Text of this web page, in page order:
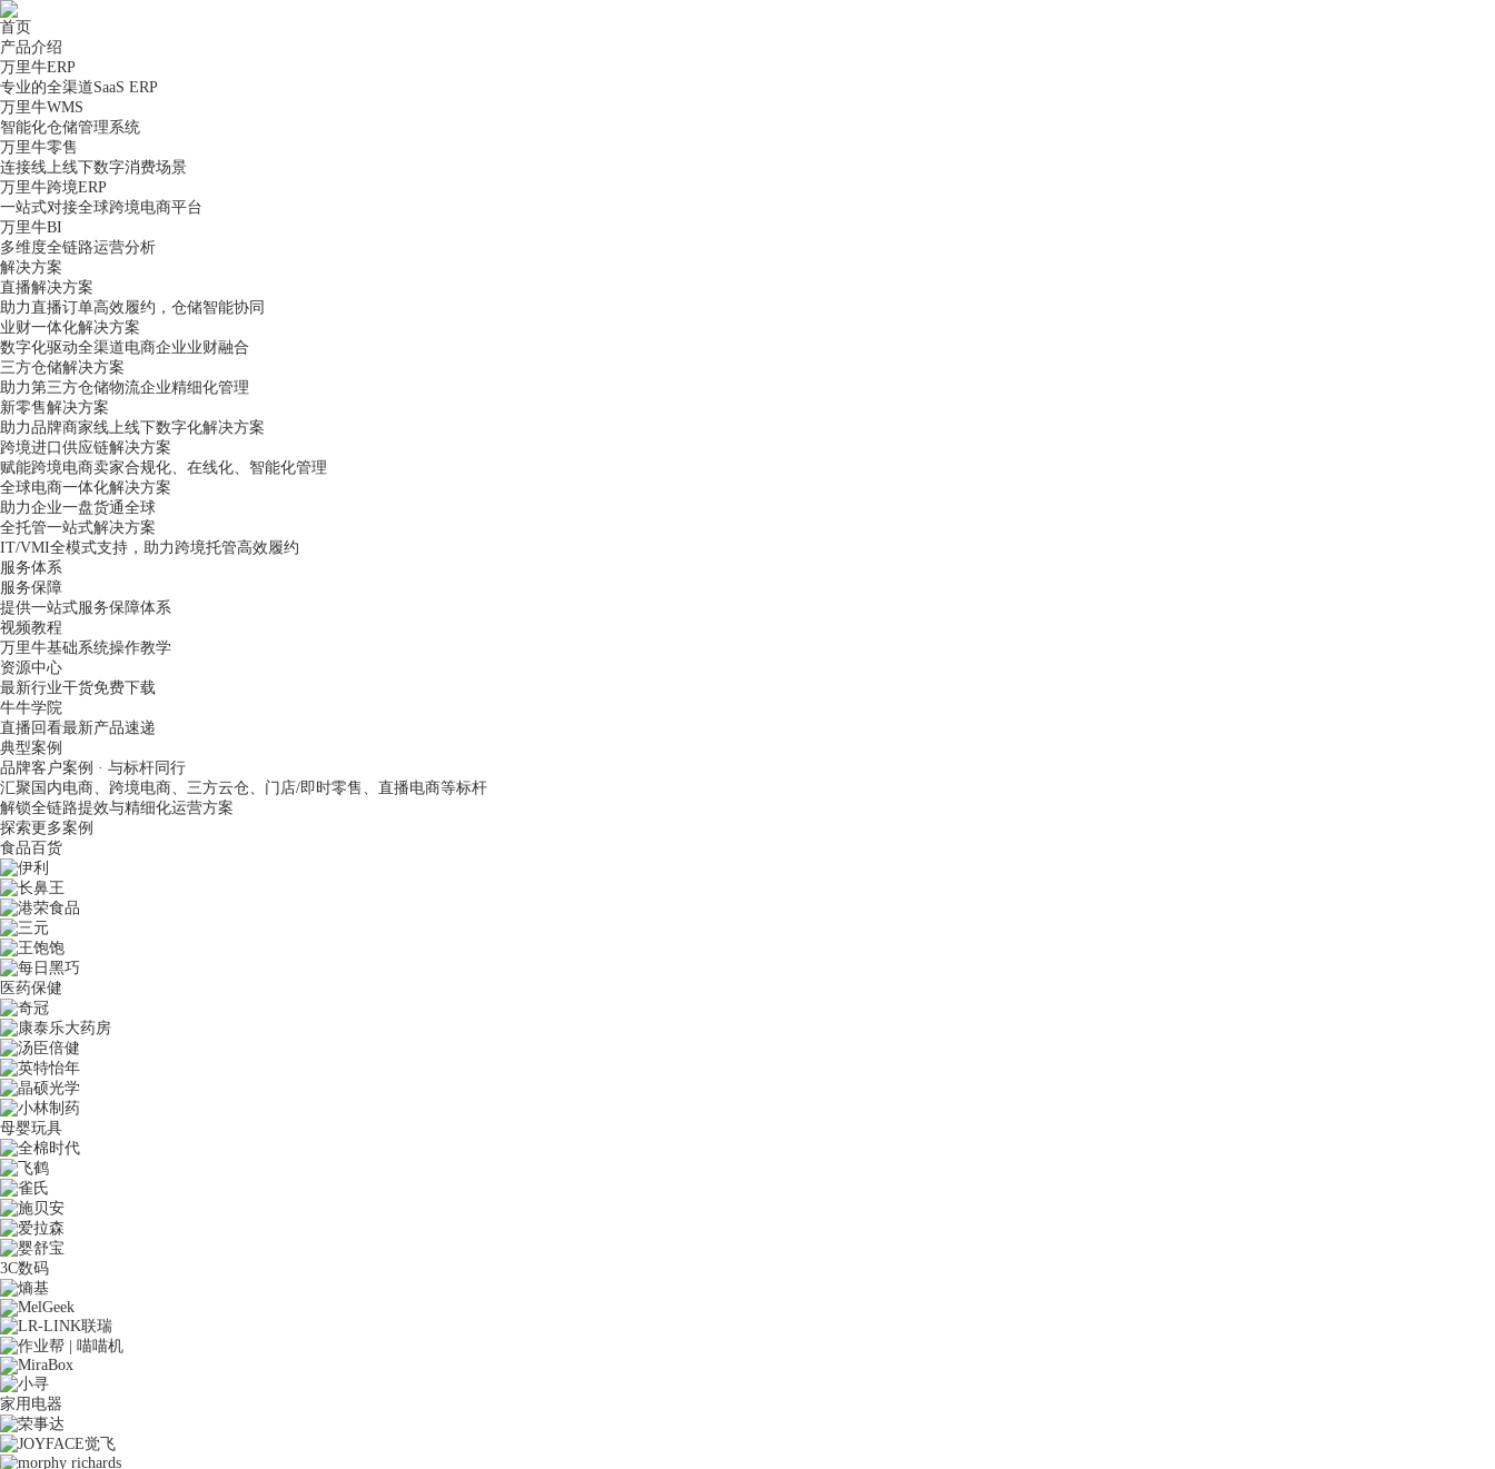
首页
产品介绍
万里牛ERP
专业的全渠道SaaS ERP
万里牛WMS
智能化仓储管理系统
万里牛零售
连接线上线下数字消费场景
万里牛跨境ERP
一站式对接全球跨境电商平台
万里牛BI
多维度全链路运营分析
解决方案
直播解决方案
助力直播订单高效履约，仓储智能协同
业财一体化解决方案
数字化驱动全渠道电商企业业财融合
三方仓储解决方案
助力第三方仓储物流企业精细化管理
新零售解决方案
助力品牌商家线上线下数字化解决方案
跨境进口供应链解决方案
赋能跨境电商卖家合规化、在线化、智能化管理
全球电商一体化解决方案
助力企业一盘货通全球
全托管一站式解决方案
IT/VMI全模式支持，助力跨境托管高效履约
服务体系
服务保障
提供一站式服务保障体系
视频教程
万里牛基础系统操作教学
资源中心
最新行业干货免费下载
牛牛学院
直播回看最新产品速递
典型案例
品牌客户案例 · 与标杆同行
汇聚国内电商、跨境电商、三方云仓、门店/即时零售、直播电商等标杆
解锁全链路提效与精细化运营方案
探索更多案例
食品百货
医药保健
母婴玩具
3C数码
家用电器